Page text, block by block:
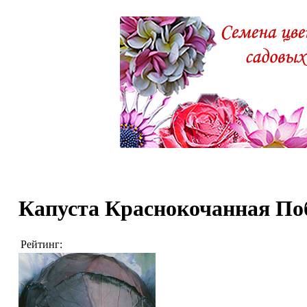
Капуста Краснокочанная
Рейтинг: